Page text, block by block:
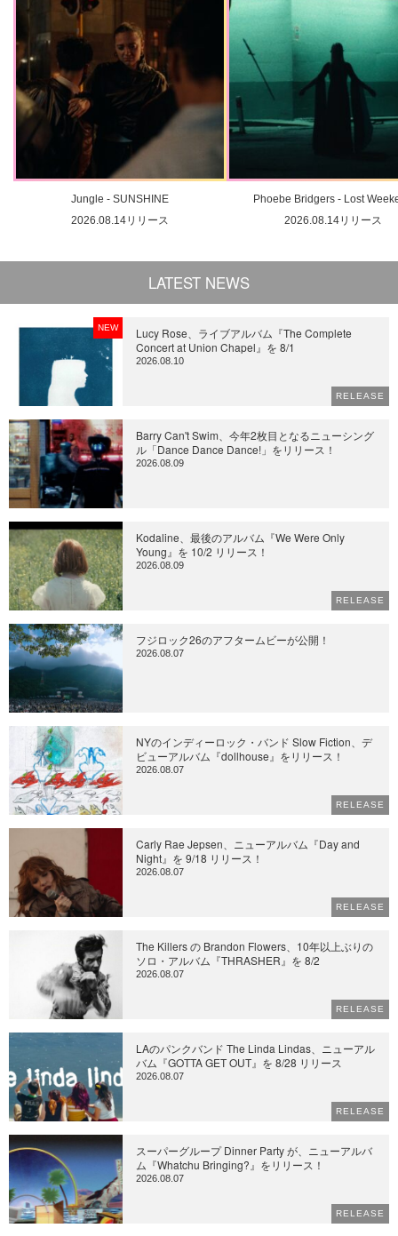
Jungle - SUNSHINE
2026.08.14リリース
Phoebe Bridgers - Lost
2026.08.14リリース
LATEST NEWS
NEW
Lucy Rose、ライブアルバム『The Complete
Concert at Union Chapel』を 8/1
2026.08.10
RELEASE
Barry Can't Swim、今年2枚目となるニューシング
ル「Dance Dance Dance!」をリリース！
2026.08.09
Kodaline、最後のアルバム『We Were Only
Young』を 10/2 リリース！
2026.08.09
RELEASE
フジロック26のアフタームビーが公開！
2026.08.07
NYのインディーロック・バンド Slow Fiction、デ
ビューアルバム『dollhouse』をリリース！
2026.08.07
RELEASE
Carly Rae Jepsen、ニューアルバム『Day and
Night』を 9/18 リリース！
2026.08.07
RELEASE
The Killers の Brandon Flowers、10年以上ぶりの
ソロ・アルバム『THRASHER』を 8/2
2026.08.07
RELEASE
LAのパンクバンド The Linda Lindas、ニューアル
バム『GOTTA GET OUT』を 8/28 リリース
2026.08.07
RELEASE
スーパーグループ Dinner Party が、ニューアルバ
ム『Whatchu Bringing?』をリリース！
2026.08.07
RELEASE